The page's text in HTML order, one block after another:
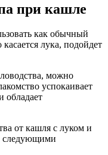
при кашле
как обычный
лука, подойдет
можно
успокаивает
обладает
от кашля с луком и
следующими